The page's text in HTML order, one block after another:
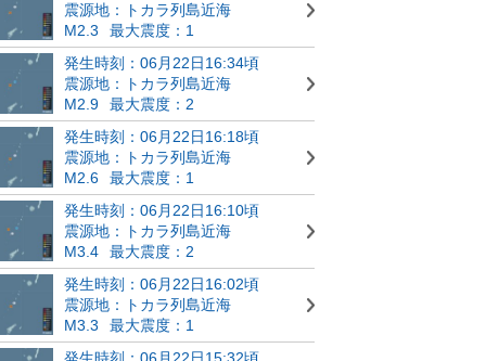
震源地：トカラ列島近海
M2.3
最大震度：1
発生時刻：06月22日16:34頃
震源地：トカラ列島近海
M2.9
最大震度：2
発生時刻：06月22日16:18頃
震源地：トカラ列島近海
M2.6
最大震度：1
発生時刻：06月22日16:10頃
震源地：トカラ列島近海
M3.4
最大震度：2
発生時刻：06月22日16:02頃
震源地：トカラ列島近海
M3.3
最大震度：1
発生時刻：06月22日15:32頃